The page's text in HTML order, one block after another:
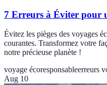
7 Erreurs à Éviter pour
Évitez les pièges des voyages
courantes. Transformez votre
notre précieuse planète !
voyage écoresponsableerreurs
Aug 10